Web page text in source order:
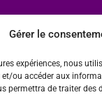
Gérer le
expériences, nous
ou accéder aux
permettra de traiter des